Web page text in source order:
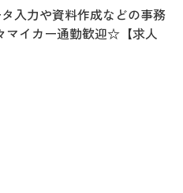
入力や資料作成などの事務
マイカー通勤歓迎☆【求人